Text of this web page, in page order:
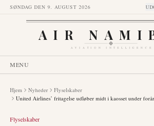
SØNDAG DEN 9. AUGUST 2026
AIR
AVIATION INTELLIGENCE
MENU
Hjem Nyheder
Flyselskaber
United Airlines’ fritagelse udløber midt i kaosset under
Flyselskaber